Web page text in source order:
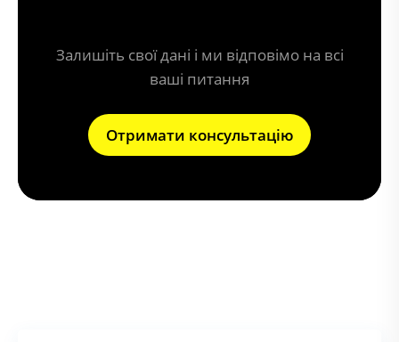
Залишіть свої дані і ми відповімо на всі
ваші питання
Отримати консультацію